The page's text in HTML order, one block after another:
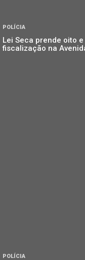
POLÍCIA
Lei Seca prende oito
fiscalização na
POLÍCIA